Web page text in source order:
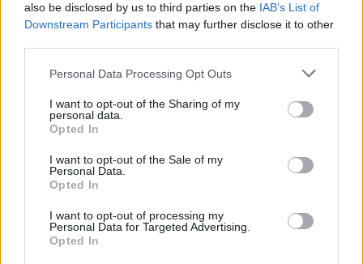
also be disclosed by us to third parties on the IAB’s List of
Downstream Participants that may further disclose it to other
Please note that this website/app uses one or more Google
not limited to your visit or usage behaviour. You may click to
grant or deny consent to Google and its third-party tags to
use your data for below specified purposes in below Google
consent section.
Personal Data Processing Opt Outs
I want to opt-out of the Sharing of my
personal data.
Opted In
I want to opt-out of the Sale of my
Personal Data.
Opted In
I want to opt-out of processing my
Personal Data for Targeted Advertising.
Opted In
#BULVÁR #KÜLFÖLDI SZTÁROK #HOLLYWOOD
PLASZTIKAI SEBÉSZET
CELEBRITY